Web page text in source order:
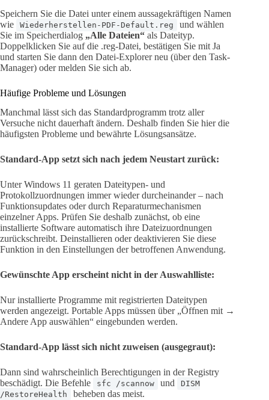
Speichern Sie die Datei unter einem aussagekräftigen Namen
wie
Wiederherstellen-PDF-Default.reg
und wählen
Sie im Speicherdialog „Alle Dateien“ als Dateityp.
Doppelklicken Sie auf die .reg-Datei, bestätigen Sie mit Ja
und starten Sie dann den Datei-Explorer neu (über den Task-
Manager) oder melden Sie sich ab.
Häufige Probleme und Lösungen
Manchmal lässt sich das Standardprogramm trotz aller
Versuche nicht dauerhaft ändern. Deshalb finden Sie hier die
häufigsten Probleme und bewährte Lösungsansätze.
Standard-App setzt sich nach jedem Neustart zurück:
Unter Windows 11 geraten Dateitypen- und
Protokollzuordnungen immer wieder durcheinander – nach
Funktionsupdates oder durch Reparaturmechanismen
einzelner Apps. Prüfen Sie deshalb zunächst, ob eine
installierte Software automatisch ihre Dateizuordnungen
zurückschreibt. Deinstallieren oder deaktivieren Sie diese
Funktion in den Einstellungen der betroffenen Anwendung.
Gewünschte App erscheint nicht in der Auswahlliste:
Nur installierte Programme mit registrierten Dateitypen
werden angezeigt. Portable Apps müssen über „Öffnen mit →
Andere App auswählen“ eingebunden werden.
Standard-App lässt sich nicht zuweisen (ausgegraut):
Dann sind wahrscheinlich Berechtigungen in der Registry
beschädigt. Die Befehle
sfc /scannow und
DISM
/RestoreHealth
beheben das meist.